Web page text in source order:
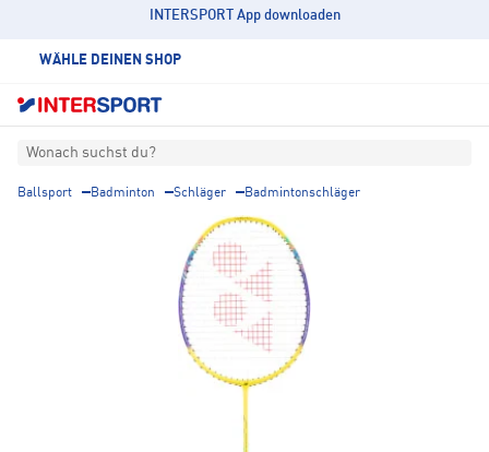
INTERSPORT App downloaden
WÄHLE DEINEN SHOP
Wonach suchst du?
Ballsport Badminton Schläger Badmintonschläger